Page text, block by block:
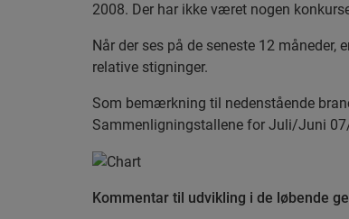
2008. Der har ikke været nogen
Når der ses på de seneste 12
relative stigninger.
Som bemærkning til nedenstående
Sammenligningstallene for Juli/Juni
Kommentar til udvikling i de løbende